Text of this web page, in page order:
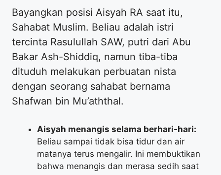
​Bayangkan posisi Aisyah RA saat itu,
Sahabat Muslim. Beliau adalah istri
tercinta Rasulullah SAW, putri dari Abu
Bakar Ash-Shiddiq, namun tiba-tiba
dituduh melakukan perbuatan nista
dengan seorang sahabat bernama
Shafwan bin Mu’aththal.
Aisyah menangis selama berhari-hari:
Beliau sampai tidak bisa tidur dan air
matanya terus mengalir. Ini membuktikan
bahwa menangis dan merasa sedih saat